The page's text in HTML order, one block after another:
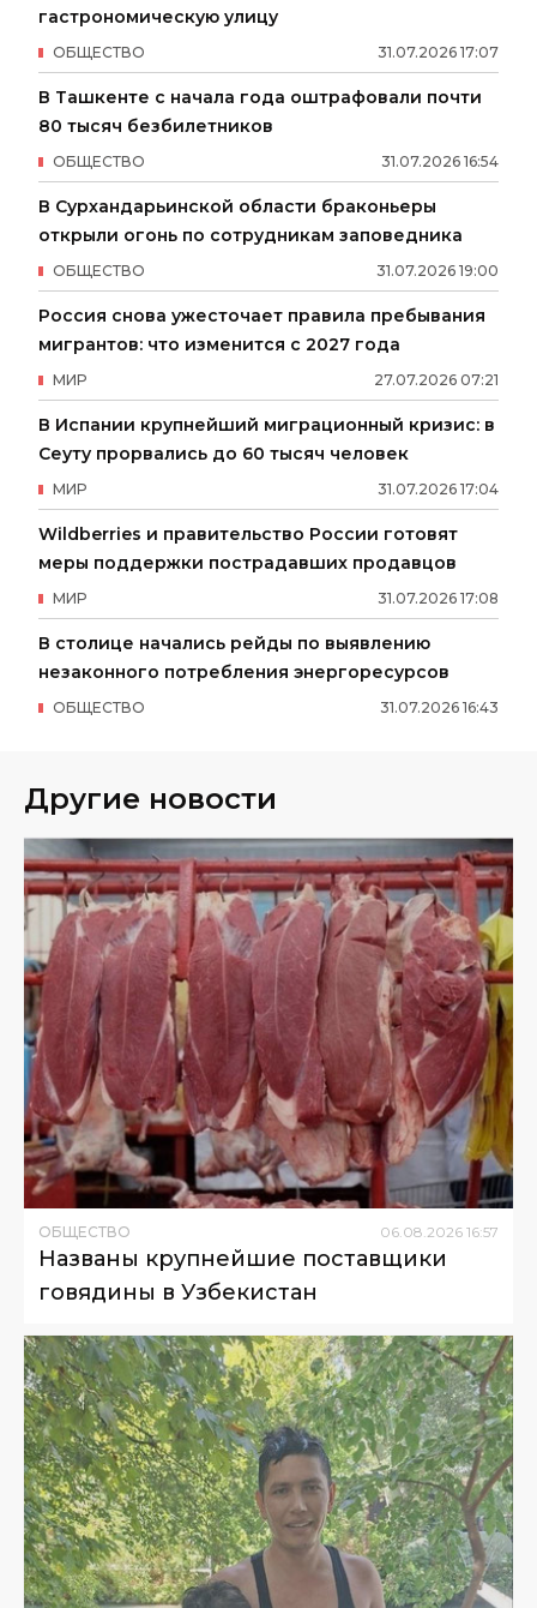
гастрономическую улицу
31.07.2026 17:07
ОБЩЕСТВО
В Ташкенте с начала года оштрафовали почти
80 тысяч безбилетников
31.07.2026 16:54
ОБЩЕСТВО
В Сурхандарьинской области браконьеры
открыли огонь по сотрудникам заповедника
31.07.2026 19:00
ОБЩЕСТВО
Россия снова ужесточает правила пребывания
мигрантов: что изменится с 2027 года
27.07.2026 07:21
МИР
В Испании крупнейший миграционный кризис: в
Сеуту прорвались до 60 тысяч человек
31.07.2026 17:04
МИР
Wildberries и правительство России готовят
меры поддержки пострадавших продавцов
31.07.2026 17:08
МИР
В столице начались рейды по выявлению
незаконного потребления энергоресурсов
31.07.2026 16:43
ОБЩЕСТВО
Другие новости
ОБЩЕСТВО 06 08 2026 16:57
Названы крупнейшие поставщики
говядины в Узбекистан